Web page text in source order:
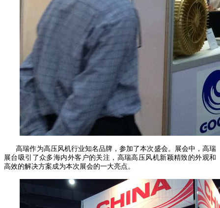
高瑞作为高压风机行业知名品牌，参加了本次盛会。展会中，高瑞
展台吸引了众多海内外客户的关注，高瑞高压风机新颖精致的外观和
高效的解决方案成为本次展会的一大亮点。